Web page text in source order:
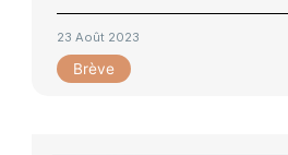
23 Août 2023
Brève